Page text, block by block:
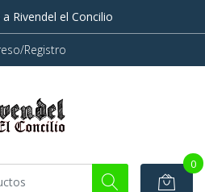
Rivendel el Concilio
Registro
0